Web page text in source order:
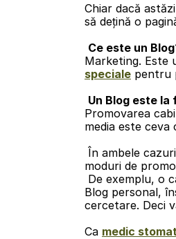
Chiar dacă
să dețină o
Ce este un
Marketing. Este
speciale pentru
Un Blog este la
Promovarea
media este
moduri de
Blog personal,
cercetare. Deci
Ca medic